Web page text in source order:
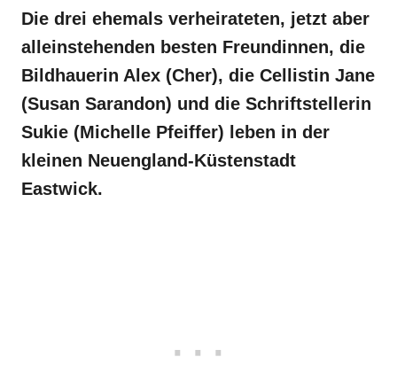
Die drei ehemals verheirateten, jetzt aber
alleinstehenden besten Freundinnen, die
Bildhauerin Alex (Cher), die Cellistin Jane
(Susan Sarandon) und die Schriftstellerin
Sukie (Michelle Pfeiffer) leben in der
kleinen Neuengland-Küstenstadt
Eastwick.